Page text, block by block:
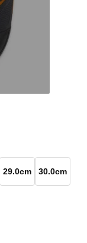
29.0cm
30.0cm